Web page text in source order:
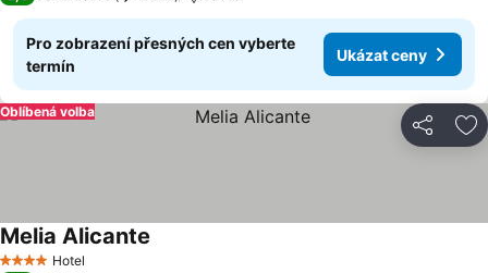
Pro zobrazení přesných cen vyberte
termín
Ukázat ceny
Sdílet
Oblíbená volba
4 Počet hvězdiček
Hotel
Melia Alicante